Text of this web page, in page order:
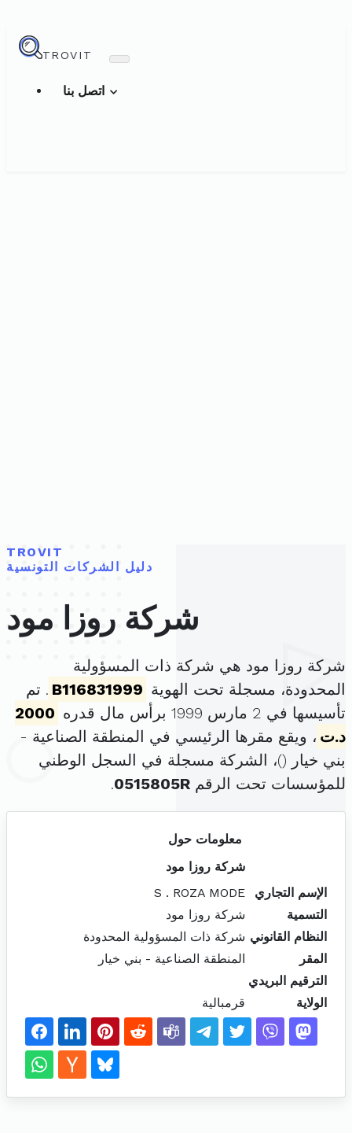
TROVIT
TROVIT
دليل الشركات التونسية
شركة روزا مود
شركة روزا مود هي شركة ذات المسؤولية
المحدودة، مسجلة تحت الهوية B116831999 . تم
تأسيسها في 2 مارس 1999 برأس مال قدره
2000
د.ت ، ويقع مقرها الرئيسي في المنطقة الصناعية -
بني خيار ()، الشركة مسجلة في السجل الوطني
للمؤسسات تحت الرقم 0515805R
.
معلومات حول
شركة روزا مود
الإسم التجاري
S . ROZA MODE
التسمية
شركة روزا مود
النظام القانوني شركة ذات المسؤولية المحدودة
المقر
المنطقة الصناعية - بني خيار
الترقيم البريدي
الولاية
قرمبالية